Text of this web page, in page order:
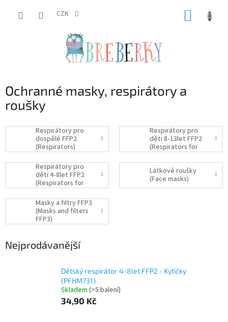
CZK
Ochranné masky, respirátory a
roušky
Respirátory pro
dospělé FFP2
(Respirators)
Respirátory pro
děti 8-13let FFP2
(Respirators for
kids)
Respirátory pro
děti 4-8let FFP2
(Respirators for
kids 4-8y)
Látkové roušky
(Face masks)
Masky a filtry FFP3
(Masks and filters
FFP3)
Nejprodávanější
Dětský respirátor 4-8let FFP2 - Kytičky
(PFHM731)
Skladem (>5 balení)
34,90 Kč